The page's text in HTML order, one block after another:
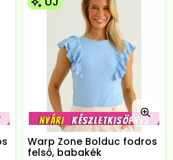
Warp Zone Bolduc fodros
felső, babakék